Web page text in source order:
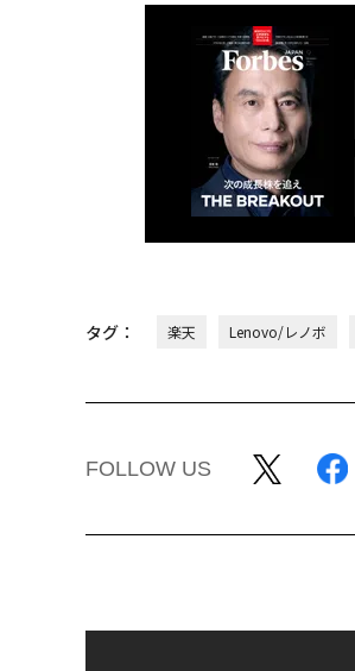
タグ： 楽天 Lenovo/レノボ
FOLLOW US